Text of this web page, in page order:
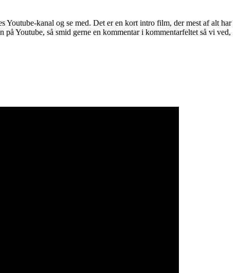
kanal og se med. Det er en kort intro film, der mest af alt har
Youtube, så smid gerne en kommentar i kommentarfeltet så vi ved,